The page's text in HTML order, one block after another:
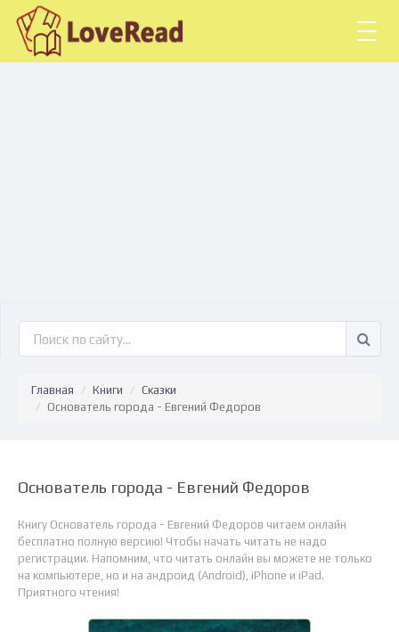
Главная Книги
Сказки
Основатель города - Евгений Федоров
Основатель города - Евгений Федоров
Книгу Основатель города - Евгений Федоров читаем онлайн
бесплатно полную версию! Чтобы начать читать не надо
регистрации. Напомним, что читать онлайн вы можете не только
на компьютере, но и на андроид (Android), iPhone и iPad.
Приятного чтения!